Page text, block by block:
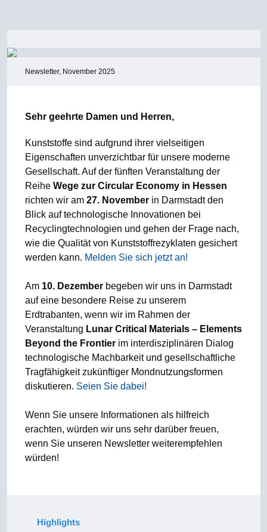
Newsletter, November 2025
Sehr geehrte Damen und Herren,
Kunststoffe sind aufgrund ihrer vielseitigen
Eigenschaften unverzichtbar für unsere moderne
Gesellschaft. Auf der fünften Veranstaltung der
Reihe Wege zur Circular Economy in Hessen
richten wir am 27. Novemberin Darmstadt den
Blick auf technologische Innovationen bei
Recyclingtechnologien und gehen der Frage nach,
wie die Qualität von Kunststoffrezyklaten gesichert
werden kann. Melden Sie sich jetzt an!
Am 10. Dezemberbegeben wir uns in Darmstadt
auf eine besondere Reise zu unserem
Erdtrabanten, wenn wir im Rahmen der
Veranstaltung Lunar Critical Materials – Elements
Beyond the Frontierim interdisziplinären Dialog
technologische Machbarkeit und gesellschaftliche
Tragfähigkeit zukünftiger Mondnutzungsformen
diskutieren. Seien Sie dabei!
Wenn Sie unsere Informationen als hilfreich
erachten, würden wir uns sehr darüber freuen,
wenn Sie unseren Newsletter weiterempfehlen
würden!
Highlights